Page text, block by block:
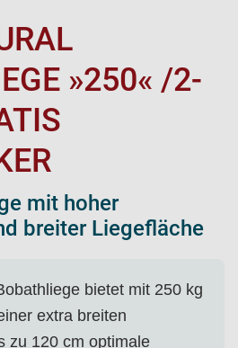
»250« /2-
mit hoher
breiter Liegefläche
bietet mit 250 kg
extra breiten
zu 120 cm optimale